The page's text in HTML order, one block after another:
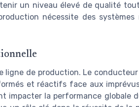
un niveau élevé de qualité
nécessite des
de production. Le
et réactifs face aux
impacter la performance globale